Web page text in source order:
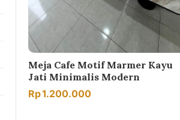
Meja Cafe Motif Marmer Kayu
Jati Minimalis Modern
Rp1.200.000